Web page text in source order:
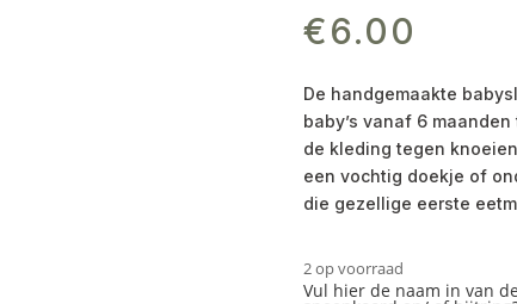
€6.00
De handgemaakte
baby’s vanaf 6
de kleding tegen
een vochtig doekje of
die gezellige eerste
2 op voorraad
Vul hier de naam in van